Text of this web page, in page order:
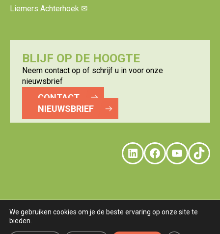
Liemers Achterhoek ✉
BLIJF OP DE HOOGTE
Neem contact op of schrijf u in voor onze
nieuwsbrief
CONTACT
NIEUWSBRIEF
LinkedIn
Facebook
© LOGISTICS VALLEY
We gebruiken cookies om je de beste ervaring op onze site te
bieden.